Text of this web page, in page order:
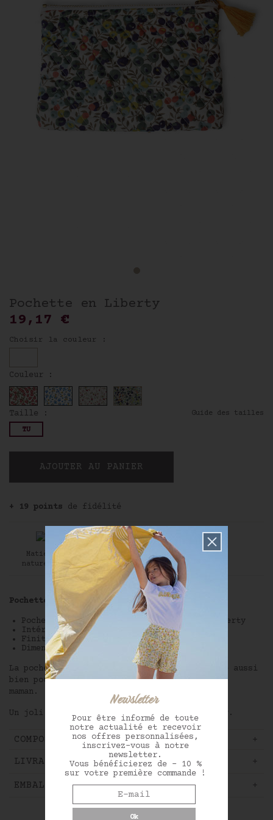
Pochette en Liberty
19,17 €
Choisir la couleur :
Couleur :
Taille : Guide des tailles
TU
AJOUTER AU PANIER
+ 19 points de fidélité
Matière
naturelle
Tissu Liberty
Pochette plate matelassée en Liberty
Pochette matelassée en véritable tissu Liberty
Intérieur en coton blanc
Finition avec un pompon assorti
Dimensions :15 cm x 11 cm
La pochette idéale pour tout ranger, pratique aussi
bien pour les petites affaires de bébé et de
maman.
Un joli cadeau raffiné à offrir ou à s'offrir.
COMPOSITION ET ENTRETIEN
LIVRAISON ET RETOUR
EMBALLAGE CADEAU
Newsletter
Pour être informé de toute
notre actualité et recevoir
nos offres personnalisées,
inscrivez-vous à notre
newsletter.
Vous bénéficierez de - 10 %
sur votre première commande !